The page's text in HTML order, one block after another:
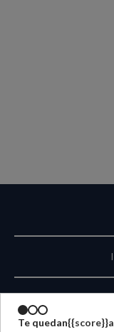
Te quedan{{score}}